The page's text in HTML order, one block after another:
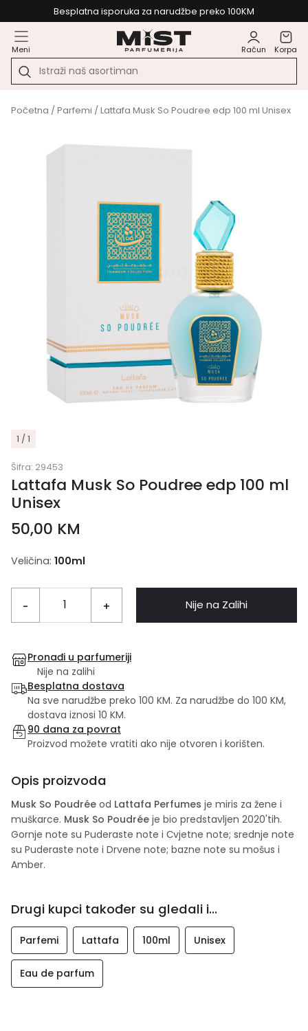
Besplatna isporuka za narudžbe preko 100KM
Meni Račun Korpa
Početna /Parfemi / Lattafa Musk So Poudree edp 100 ml Unisex
1 / 1
Šifra: 29453
Lattafa Musk So Poudree edp 100 ml
Unisex
50,00 KM
Veličina: 100ml
- + Nije na Zalihi
Pronađi u parfumeriji
Nije na zalihi
Besplatna dostava
Na sve narudžbe preko 100 KM. Za narudžbe do 100 KM,
dostava iznosi 10 KM.
90 dana za povrat
Proizvod možete vratiti ako nije otvoren i korišten.
Opis proizvoda
Musk So Poudrée od Lattafa Perfumes je miris za žene i
muškarce. Musk So Poudrée je bio predstavljen 2020'tih.
Gornje note su Puderaste note i Сvjetne note; srednje note
su Puderaste note i Drvene note; bazne note su mošus i
Amber.
Drugi kupci također su gledali i...
Parfemi Lattafa 100ml Unisex
Eau de parfum